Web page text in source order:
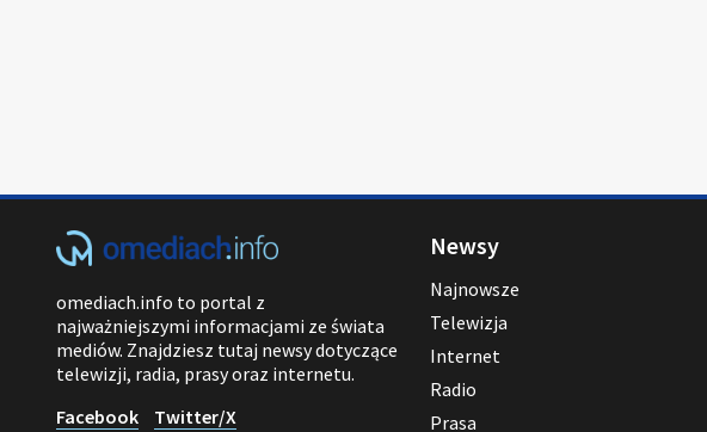
omediach.info to portal z
najważniejszymi informacjami ze świata
mediów. Znajdziesz tutaj newsy dotyczące
telewizji, radia, prasy oraz internetu.
Facebook
Twitter/X
Newsy
Najnowsze
Telewizja
Internet
Radio
Prasa